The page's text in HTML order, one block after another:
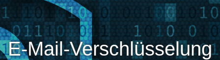
E-Mail-Verschlüsselung